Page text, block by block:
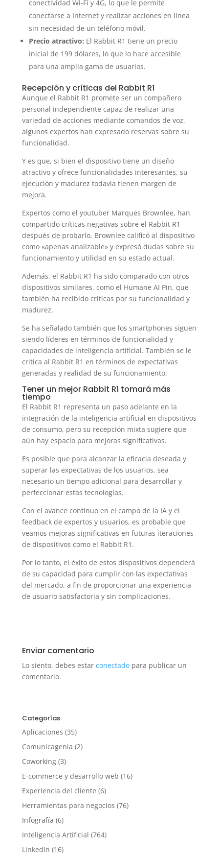
conectividad Wi-Fi y 4G, lo que le permite
conectarse a Internet y realizar acciones en línea
sin necesidad de un teléfono móvil.
Precio atractivo: El Rabbit R1 tiene un precio
inicial de 199 dólares, lo que lo hace accesible
para una amplia gama de usuarios.
Recepción y críticas del Rabbit R1
Aunque el Rabbit R1 promete ser un compañero
personal independiente capaz de realizar una
variedad de acciones mediante comandos de voz,
algunos expertos han expresado reservas sobre su
funcionalidad.
Y es que, si bien el dispositivo tiene un diseño
atractivo y ofrece funcionalidades interesantes, su
ejecución y madurez todavía tienen margen de
mejora.
Expertos como el youtuber Marques Brownlee, han
compartido críticas negativas sobre el Rabbit R1
después de probarlo. Brownlee calificó al dispositivo
como «apenas analizable» y expresó dudas sobre su
funcionamiento y utilidad en su estado actual.
Además, el Rabbit R1 ha sido comparado con otros
dispositivos similares, como el Humane AI Pin, que
también ha recibido críticas por su funcionalidad y
madurez.
Se ha señalado también que los smartphones siguen
siendo líderes en términos de funcionalidad y
capacidades de inteligencia artificial. También se le
critica al Rabbit R1 en términos de expectativas
generadas y realidad de su funcionamiento.
Tener un mejor Rabbit R1 tomará más
tiempo
El Rabbit R1 representa un paso adelante en la
integración de la inteligencia artificial en dispositivos
de consumo, pero su recepción mixta sugiere que
aún hay espacio para mejoras significativas.
Es posible que para alcanzar la eficacia deseada y
superar las expectativas de los usuarios, sea
necesario un tiempo adicional para desarrollar y
perfeccionar estas tecnologías.
Con el avance continuo en el campo de la IA y el
feedback de expertos y usuarios, es probable que
veamos mejoras significativas en futuras iteraciones
de dispositivos como el Rabbit R1.
Por lo tanto, el éxito de estos dispositivos dependerá
de su capacidad para cumplir con las expectativas
del mercado, a fin de proporcionar una experiencia
de usuario satisfactoria y sin complicaciones.
Enviar comentario
Lo siento, debes estar conectadopara publicar un
comentario.
Categorías
Aplicaciones (35)
Comunicagenia (2)
Coworking(3)
E-commerce y desarrollo web (16)
Experiencia del cliente (6)
Herramientas para negocios (76)
Infografía (6)
Inteligencia Artificial (764)
LinkedIn (16)